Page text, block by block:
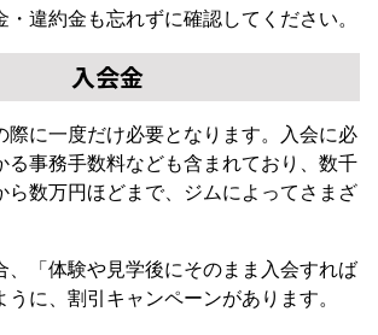
・違約金も忘れずに確認してください。
入会金
際に一度だけ必要となります。入会に必
る事務手数料なども含まれており、数千
ら数万円ほどまで、ジムによってさまざ
、「体験や見学後にそのまま入会すれば
うに、割引キャンペーンがあります。